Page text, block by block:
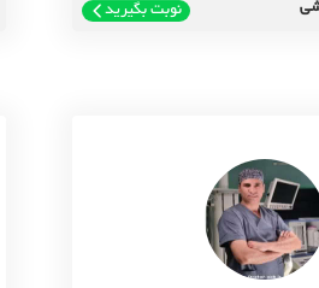
نوبت بگیرید